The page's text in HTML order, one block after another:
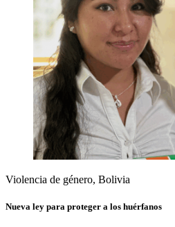
Violencia de género, Bolivia
Nueva ley para proteger a los huérfanos